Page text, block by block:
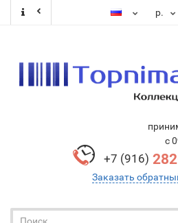
р.
с
+7 (916)
Заказать